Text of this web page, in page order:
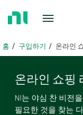
지
로
홈 구입하기 온라인
온라인 쇼핑
NI는 야심 찬 비전
필요한 것을 찾는